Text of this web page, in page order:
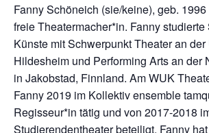
Fanny Schöneich (sie/keine), geb.
freie Theatermacher*in. Fanny
Künste mit Schwerpunkt Theater an
Hildesheim und Performing Arts an der
in Jakobstad, Finnland. Am WUK
Fanny 2019 im Kollektiv ensemble
Regisseur*in tätig und von 2017-2018
Studierendentheater beteiligt. Fanny